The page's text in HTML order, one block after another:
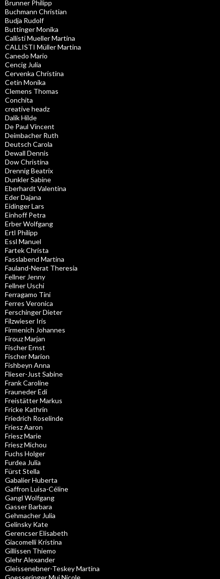
Brunner Philipp
Buchmann Christian
Budja Rudolf
Buttinger Monika
Callisti Mueller Martina
CALLISTI Müller Martina
Canedo Mario
Cencig Julia
Cervenka Christina
Cetin Monika
Clemens Thomas
Conchita
creative headz
Dalik Hilde
De Paul Vincent
Deimbacher Ruth
Deutsch Carola
Dewall Dennis
Dow Christina
Drennig Beatrix
Dunkler Sabine
Eberhardt Valentina
Eder Dajana
Eidinger Lars
Einhoff Petra
Erber Wolfgang
Ertl Philipp
Essl Manuel
Fartek Christa
Fasslabend Martina
Fauland-Nerat Theresia
Fellner Jenny
Fellner Uschi
Ferragamo Tini
Ferres Veronica
Ferschinger Dieter
Filzwieser Iris
Firmenich Johannes
Firouz Marjan
Fischer Ernst
Fischer Marion
Fishbeyn Anna
Flieser-Just Sabine
Frank Caroline
Frauneder Edi
Freistätter Markus
Fricke Kathrin
Friedrich Roselinde
Friesz Aaron
Friesz Marie
Friesz Michou
Fuchs Holger
Furdea Julia
Fürst Stella
Gabalier Huberta
Gaffron Luisa-Céline
Gangl Wolfgang
Gasser Barbara
Gehmacher Julia
Gelinsky Kate
Gerencser Elisabeth
Giacomelli Kristina
Gillissen Thiemo
Glehr Alexander
Gleissenebner-Teskey Martina